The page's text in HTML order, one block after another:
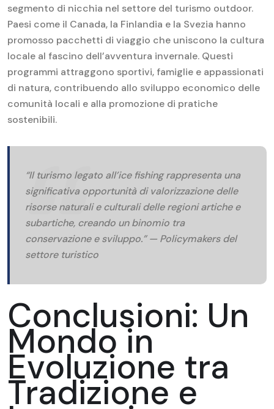
segmento di nicchia nel settore del turismo outdoor.
Paesi come il Canada, la Finlandia e la Svezia hanno
promosso pacchetti di viaggio che uniscono la cultura
locale al fascino dell’avventura invernale. Questi
programmi attraggono sportivi, famiglie e appassionati
di natura, contribuendo allo sviluppo economico delle
comunità locali e alla promozione di pratiche
sostenibili.
“Il turismo legato all’ice fishing rappresenta una
significativa opportunità di valorizzazione delle
risorse naturali e culturali delle regioni artiche e
subartiche, creando un binomio tra
conservazione e sviluppo.” — Policymakers del
settore turistico
Conclusioni: Un
Mondo in
Evoluzione tra
Tradizione e